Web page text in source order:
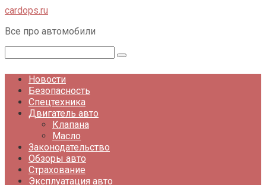
Перейти
контенту
cardops.ru
Все про автомобили
Новости
Безопасность
Спецтехника
Двигатель авто
Клапана
Масло
Законодательство
Обзоры авто
Страхование
Эксплуатация авто